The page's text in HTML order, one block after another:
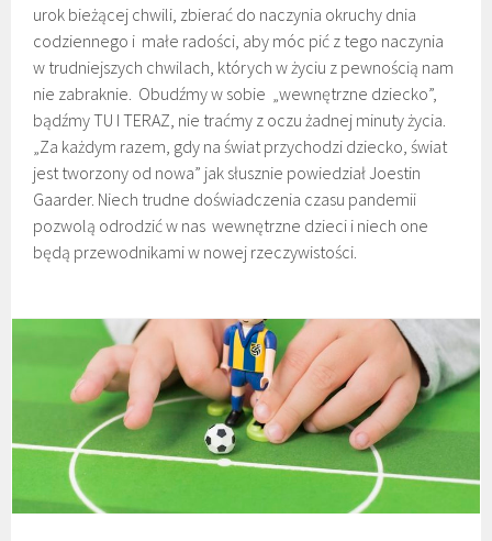
urok bieżącej chwili, zbierać do naczynia okruchy dnia
codziennego i małe radości, aby móc pić z tego naczynia
w trudniejszych chwilach, których w życiu z pewnością nam
nie zabraknie. Obudźmy w sobie „wewnętrzne dziecko”,
bądźmy TU I TERAZ, nie traćmy z oczu żadnej minuty życia.
„Za każdym razem, gdy na świat przychodzi dziecko, świat
jest tworzony od nowa” jak słusznie powiedział Joestin
Gaarder. Niech trudne doświadczenia czasu pandemii
pozwolą odrodzić w nas wewnętrzne dzieci i niech one
będą przewodnikami w nowej rzeczywistości.